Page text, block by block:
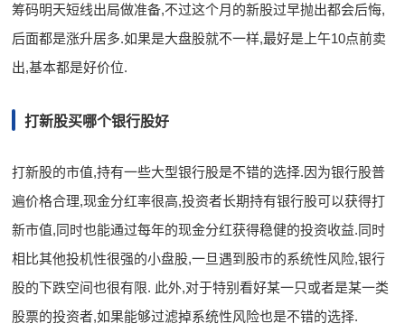
筹码明天短线出局做准备,不过这个月的新股过早抛出都会后悔,
后面都是涨升居多.如果是大盘股就不一样,最好是上午10点前卖
出,基本都是好价位.
打新股买哪个银行股好
打新股的市值,持有一些大型银行股是不错的选择.因为银行股普
遍价格合理,现金分红率很高,投资者长期持有银行股可以获得打
新市值,同时也能通过每年的现金分红获得稳健的投资收益.同时
相比其他投机性很强的小盘股,一旦遇到股市的系统性风险,银行
股的下跌空间也很有限. 此外,对于特别看好某一只或者是某一类
股票的投资者,如果能够过滤掉系统性风险也是不错的选择.